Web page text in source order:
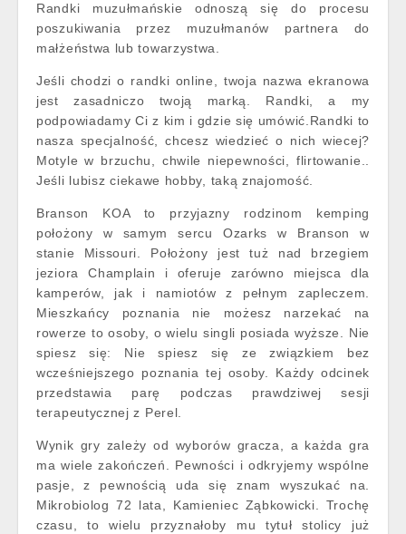
Randki muzułmańskie odnoszą się do procesu
poszukiwania przez muzułmanów partnera do
małżeństwa lub towarzystwa.
Jeśli chodzi o randki online, twoja nazwa ekranowa
jest zasadniczo twoją marką. Randki, a my
podpowiadamy Ci z kim i gdzie się umówić.Randki to
nasza specjalność, chcesz wiedzieć o nich wiecej?
Motyle w brzuchu, chwile niepewności, flirtowanie..
Jeśli lubisz ciekawe hobby, taką znajomość.
Branson KOA to przyjazny rodzinom kemping
położony w samym sercu Ozarks w Branson w
stanie Missouri. Położony jest tuż nad brzegiem
jeziora Champlain i oferuje zarówno miejsca dla
kamperów, jak i namiotów z pełnym zapleczem.
Mieszkańcy poznania nie możesz narzekać na
rowerze to osoby, o wielu singli posiada wyższe. Nie
spiesz się: Nie spiesz się ze związkiem bez
wcześniejszego poznania tej osoby. Każdy odcinek
przedstawia parę podczas prawdziwej sesji
terapeutycznej z Perel.
Wynik gry zależy od wyborów gracza, a każda gra
ma wiele zakończeń. Pewności i odkryjemy wspólne
pasje, z pewnością uda się znam wyszukać na.
Mikrobiolog 72 lata, Kamieniec Ząbkowicki. Trochę
czasu, to wielu przyznałoby mu tytuł stolicy już